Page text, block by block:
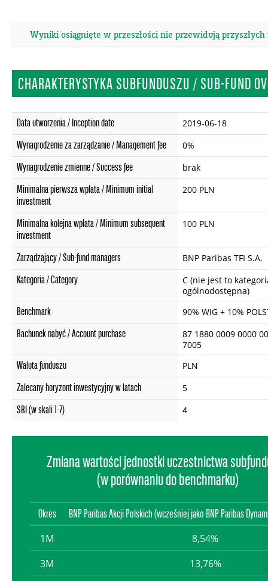
Wyniki osiągnięte w przeszłości nie przewidują
CHARAKTERYSTYKA SUBFUNDUSZU / SUB-FUND
Data utworzenia / Inception date 2019-06-18
Wynagrodzenie za zarządzanie / Management fee 0%
Wynagrodzenie zmienne / Success fee brak
Minimalna pierwsza wpłata / Minimum initial
investment
200 PLN
Minimalna kolejna wpłata / Minimum subsequent
investment
100 PLN
Zarządzający / Sub-fund managers BNP Paribas TFI S.A.
Kategoria / Category
C (nie jest to
ogólnodostępna)
Benchmark 90% WIG + 10%
Rachunek nabyć / Account purchase
87 1880 0009 0000
7005
Waluta funduszu PLN
Zalecany horyzont inwestycyjny w latach 5
SRI (w skali 1-7) 4
Zmiana wartości jednostki uczestnictwa
(w porównaniu do benchmarku)
Okres BNP Paribas Akcji Polskich (wcześniej jako BNP Paribas
1M
8,54%
3M
13,76%